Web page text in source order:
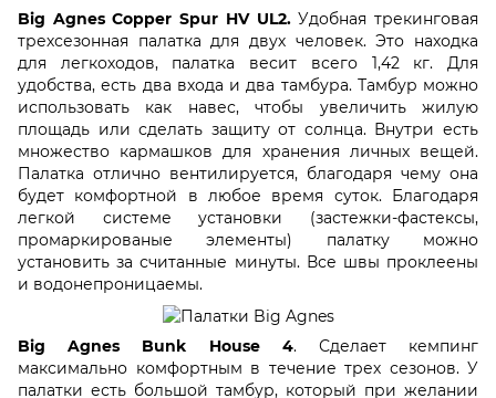
Big Agnes Copper Spur HV UL2.Удобная трекинговая
трехсезонная палатка для двух человек. Это находка
для легкоходов, палатка весит всего 1,42 кг. Для
удобства, есть два входа и два тамбура. Тамбур можно
использовать как навес, чтобы увеличить жилую
площадь или сделать защиту от солнца. Внутри есть
множество кармашков для хранения личных вещей.
Палатка отлично вентилируется, благодаря чему она
будет комфортной в любое время суток. Благодаря
легкой системе установки (застежки-фастексы,
промаркированые элементы) палатку можно
установить за считанные минуты. Все швы проклеены
и водонепроницаемы.
Big Agnes Bunk House 4. Сделает кемпинг
максимально комфортным в течение трех сезонов. У
палатки есть большой тамбур, который при желании